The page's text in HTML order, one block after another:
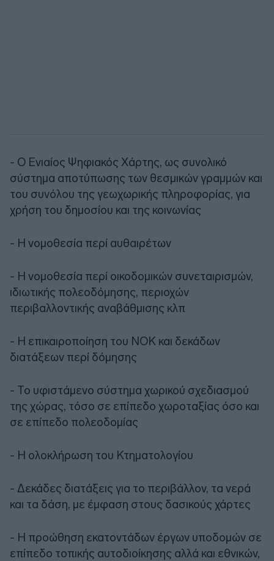
- Ο Ενιαίος Ψηφιακός Χάρτης, ως συνολικό
σύστημα αποτύπωσης των θεσμικών γραμμών και
του συνόλου της γεωχωρικής πληροφορίας, για
χρήση του δημοσίου και της κοινωνίας
- Η νομοθεσία περί αυθαιρέτων
- Η νομοθεσία περί οικοδομικών συνεταιρισμών,
ιδιωτικής πολεοδόμησης, περιοχών
περιβαλλοντικής αναβάθμισης κλπ
- Η επικαιροποίηση του ΝΟΚ και δεκάδων
διατάξεων περί δόμησης
- Το υφιστάμενο σύστημα χωρικού σχεδιασμού
της χώρας, τόσο σε επίπεδο χωροταξίας όσο και
σε επίπεδο πολεοδομίας
- Η ολοκλήρωση του Κτηματολογίου
- Δεκάδες διατάξεις για το περιβάλλον, τα νερά
και τα δάση, με έμφαση στους δασικούς χάρτες
- Η προώθηση εκατοντάδων έργων υποδομών σε
επίπεδο τοπικής αυτοδιοίκησης αλλά και εθνικών,